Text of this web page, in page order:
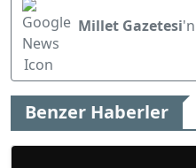
Millet Gazetesi
Benzer Haberler